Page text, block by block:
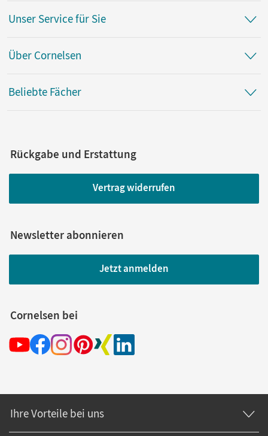
Unser Service für Sie
Über Cornelsen
Beliebte Fächer
Rückgabe und Erstattung
Vertrag widerrufen
Newsletter abonnieren
Jetzt anmelden
Cornelsen bei
Ihre Vorteile bei uns